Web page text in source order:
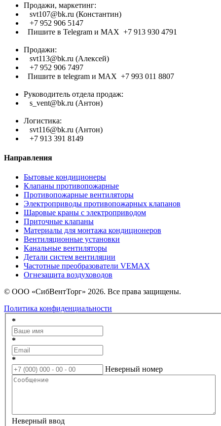
Продажи, маркетинг:
svt107@bk.ru (Константин)
+7 952 906 5147
Пишите в Telegram и МАХ +7 913 930 4791
Продажи:
svt113@bk.ru (Алексей)
+7 952 906 7497
Пишите в telegram и МАХ +7 993 011 8807
Руководитель отдела продаж:
s_vent@bk.ru (Антон)
Логистика:
svt116@bk.ru (Антон)
+7 913 391 8149
Направления
Бытовые кондиционеры
Клапаны противопожарные
Противопожарные вентиляторы
Электроприводы противопожарных клапанов
Шаровые краны с электроприводом
Приточные клапаны
Материалы для монтажа кондиционеров
Вентиляционные установки
Канальные вентиляторы
Детали систем вентиляции
Частотные преобразователи VEMAX
Огнезащита воздуховодов
© ООО «СибВентТорг» 2026. Все права защищены.
Политика конфиденциальности
*
*
*
Неверный номер
Неверный ввод